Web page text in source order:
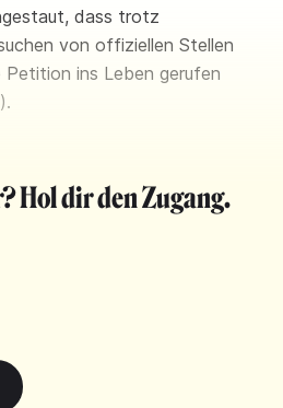
dass trotz
von offiziellen Stellen
ins Leben gerufen
Hol dir den Zugang.